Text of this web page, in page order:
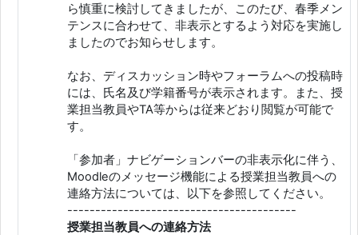
ら慎重に検討してきましたが、このたび、春季メン
テンスに合わせて、非表示とするよう対応を実施し
ましたのでお知らせします。
なお、ディスカッション時やフォーラムへの投稿時
には、氏名及び学籍番号が表示されます。また、授
業担当教員やTA等からは従来どおり閲覧が可能で
す。
「参加者」ナビゲーションバーの非表示化に伴う、
Moodleのメッセージ機能による授業担当教員への
連絡方法については、以下を参照してください。
-----------------------------------------
授業担当教員への連絡方法